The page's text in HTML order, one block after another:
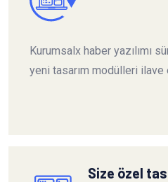
Kurumsalx haber yazılımı
yeni tasarım modülleri ilave
Size özel